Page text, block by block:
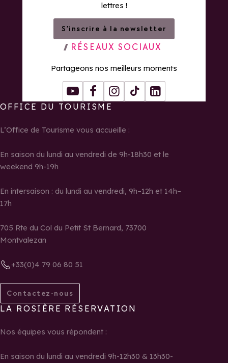
lettres !
S’inscrire à la newsletter
RÉSEAUX SOCIAUX
Partageons nos meilleurs moments
YoutubeFacebookInstagram
Tiktok LinkedIn
OFFICE DU TOURISME
L’Office de Tourisme vous accueille :
En saison du lundi au vendredi de 9h-18h30 et le
weekend 9h-19h
En intersaison : du lundi au vendredi, 9h–12h et 14h–
17h
705 Rte du Col du Petit St Bernard, 73700
Montvalezan
+33(0)4 79 06 80 51
Contactez-nous
LA ROSIÈRE RÉSERVATION
Nos équipes vous répondent :
En saison du lundi au vendredi 9h-12h30 & 13h30-